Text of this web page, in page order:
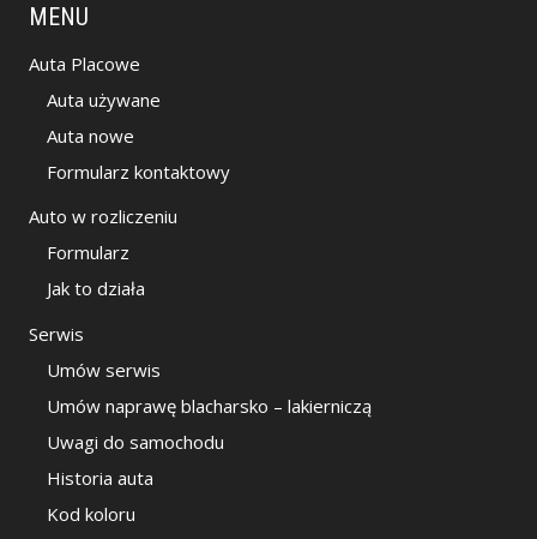
MENU
Auta Placowe
Auta używane
Auta nowe
Formularz kontaktowy
Auto w rozliczeniu
Formularz
Jak to działa
Serwis
Umów serwis
Umów naprawę blacharsko – lakierniczą
Uwagi do samochodu
Historia auta
Kod koloru